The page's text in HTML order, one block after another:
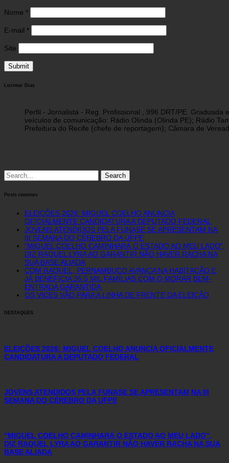
Nome *
E-mail *
Site
Luzimar Dias
Perfil - Jornalista - Reg. Profissional , 996 DRT/PE.
veículos de comunicação: Rádio Olinda (Olinda PE); Rádio
Prefeitura do Recife (chefe de reportagem); Câmara de
Search
for:
Posts recentes
ELEIÇÕES 2026: MIGUEL COELHO ANUNCIA
OFICIALMENTE CANDIDATURA A DEPUTADO FEDERAL
JOVENS ATENDIDOS PELA FUNASE SE APRESENTAM NA
III SEMANA DO CÉREBRO DA UFPE
“MIGUEL COELHO CAMINHARÁ O ESTADO AO MEU LADO”,
DIZ RAQUEL LYRA AO GARANTIR NÃO HAVER RACHA NA
SUA BASE ALIADA
COM RAQUEL, PERNAMBUCO AVANÇA NA HABITAÇÃO E
JÁ BENEFICIA 26,5 MIL FAMÍLIAS COM O MORAR BEM-
ENTRADA GARANTIDA
OS VICES VÃO PARA A LINHA DE FRENTE DA ELEIÇÃO
DESTAQUES
ELEIÇÕES 2026: MIGUEL COELHO ANUNCIA OFICIALMENTE
CANDIDATURA A DEPUTADO FEDERAL
JOVENS ATENDIDOS PELA FUNASE SE APRESENTAM NA III
SEMANA DO CÉREBRO DA UFPE
“MIGUEL COELHO CAMINHARÁ O ESTADO AO MEU LADO”,
DIZ RAQUEL LYRA AO GARANTIR NÃO HAVER RACHA NA SUA
BASE ALIADA